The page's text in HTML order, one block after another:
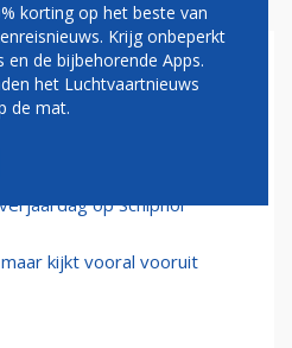
100ste verjaardag
op Schiphol
kijkt vooral vooruit
korting op het beste van
Krijg onbeperkt
de bijbehorende Apps.
het Luchtvaartnieuws
de mat.